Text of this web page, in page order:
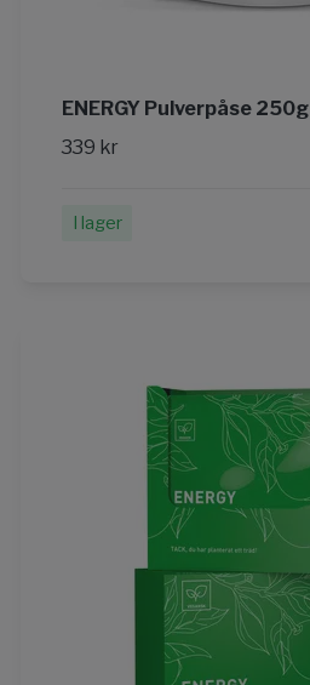
ENERGY Pulverpåse 250g
339 kr
I lager